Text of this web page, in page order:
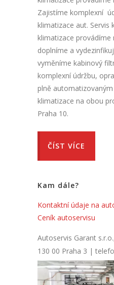
Zajistíme komplexní
klimatizace aut. Servis
klimatizace provádíme
doplníme a
vyměníme kabinový
komplexní údržbu,
plně
klimatizace na obou
Praha 10.
ČÍST VÍCE
Kam dále?
Kontaktní údaje na
Ceník autoservisu
Autoservis Garant
130 00 Praha 3 |